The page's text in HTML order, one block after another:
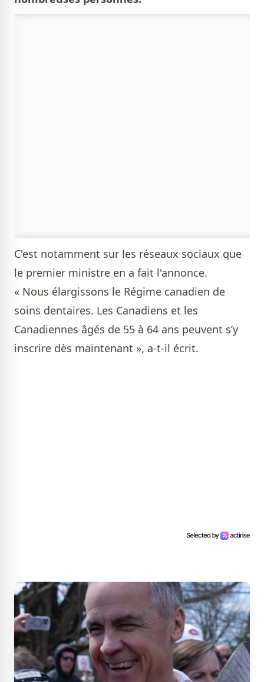
C'est notamment sur les réseaux sociaux que
le premier ministre en a fait l'annonce.
« Nous élargissons le Régime canadien de
soins dentaires. Les Canadiens et les
Canadiennes âgés de 55 à 64 ans peuvent s’y
inscrire dès maintenant », a-t-il écrit.